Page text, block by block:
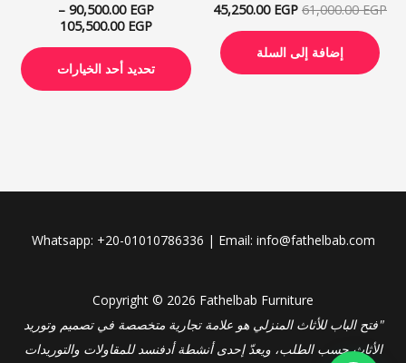
61,000.00EGP
45,250.00 EGP
إضافة إلى السلة
90,500.00 EGP
–
105,500.00 EGP
تحديد أحد الخيارات
Whatsapp: +20-01010786336 | Email: info@fathelbab.com
Copyright © 2026 Fathelbab Furniture
"فتح الباب للأثاث المنزلي هو علامة تجارية متخصصة في تصميم وتوريد
الأثاث حسب الطلب، ويعدّ إحدى أنشطة أدفنسد للمقاولات والتوريدات